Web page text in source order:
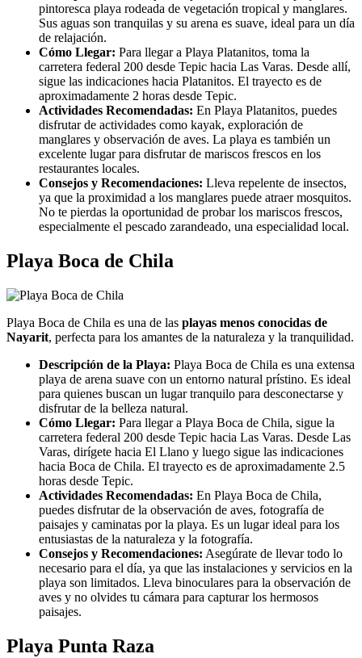
pintoresca playa rodeada de vegetación tropical y manglares.
Sus aguas son tranquilas y su arena es suave, ideal para un día
de relajación.
Cómo Llegar: Para llegar a Playa Platanitos, toma la
carretera federal 200 desde Tepic hacia Las Varas. Desde allí,
sigue las indicaciones hacia Platanitos. El trayecto es de
aproximadamente 2 horas desde Tepic.
Actividades Recomendadas: En Playa Platanitos, puedes
disfrutar de actividades como kayak, exploración de
manglares y observación de aves. La playa es también un
excelente lugar para disfrutar de mariscos frescos en los
restaurantes locales.
Consejos y Recomendaciones: Lleva repelente de insectos,
ya que la proximidad a los manglares puede atraer mosquitos.
No te pierdas la oportunidad de probar los mariscos frescos,
especialmente el pescado zarandeado, una especialidad local.
Playa Boca de Chila
Playa Boca de Chila es una de las playas menos conocidas de
Nayarit, perfecta para los amantes de la naturaleza y la tranquilidad.
Descripción de la Playa: Playa Boca de Chila es una extensa
playa de arena suave con un entorno natural prístino. Es ideal
para quienes buscan un lugar tranquilo para desconectarse y
disfrutar de la belleza natural.
Cómo Llegar: Para llegar a Playa Boca de Chila, sigue la
carretera federal 200 desde Tepic hacia Las Varas. Desde Las
Varas, dirígete hacia El Llano y luego sigue las indicaciones
hacia Boca de Chila. El trayecto es de aproximadamente 2.5
horas desde Tepic.
Actividades Recomendadas: En Playa Boca de Chila,
puedes disfrutar de la observación de aves, fotografía de
paisajes y caminatas por la playa. Es un lugar ideal para los
entusiastas de la naturaleza y la fotografía.
Consejos y Recomendaciones: Asegúrate de llevar todo lo
necesario para el día, ya que las instalaciones y servicios en la
playa son limitados. Lleva binoculares para la observación de
aves y no olvides tu cámara para capturar los hermosos
paisajes.
Playa Punta Raza